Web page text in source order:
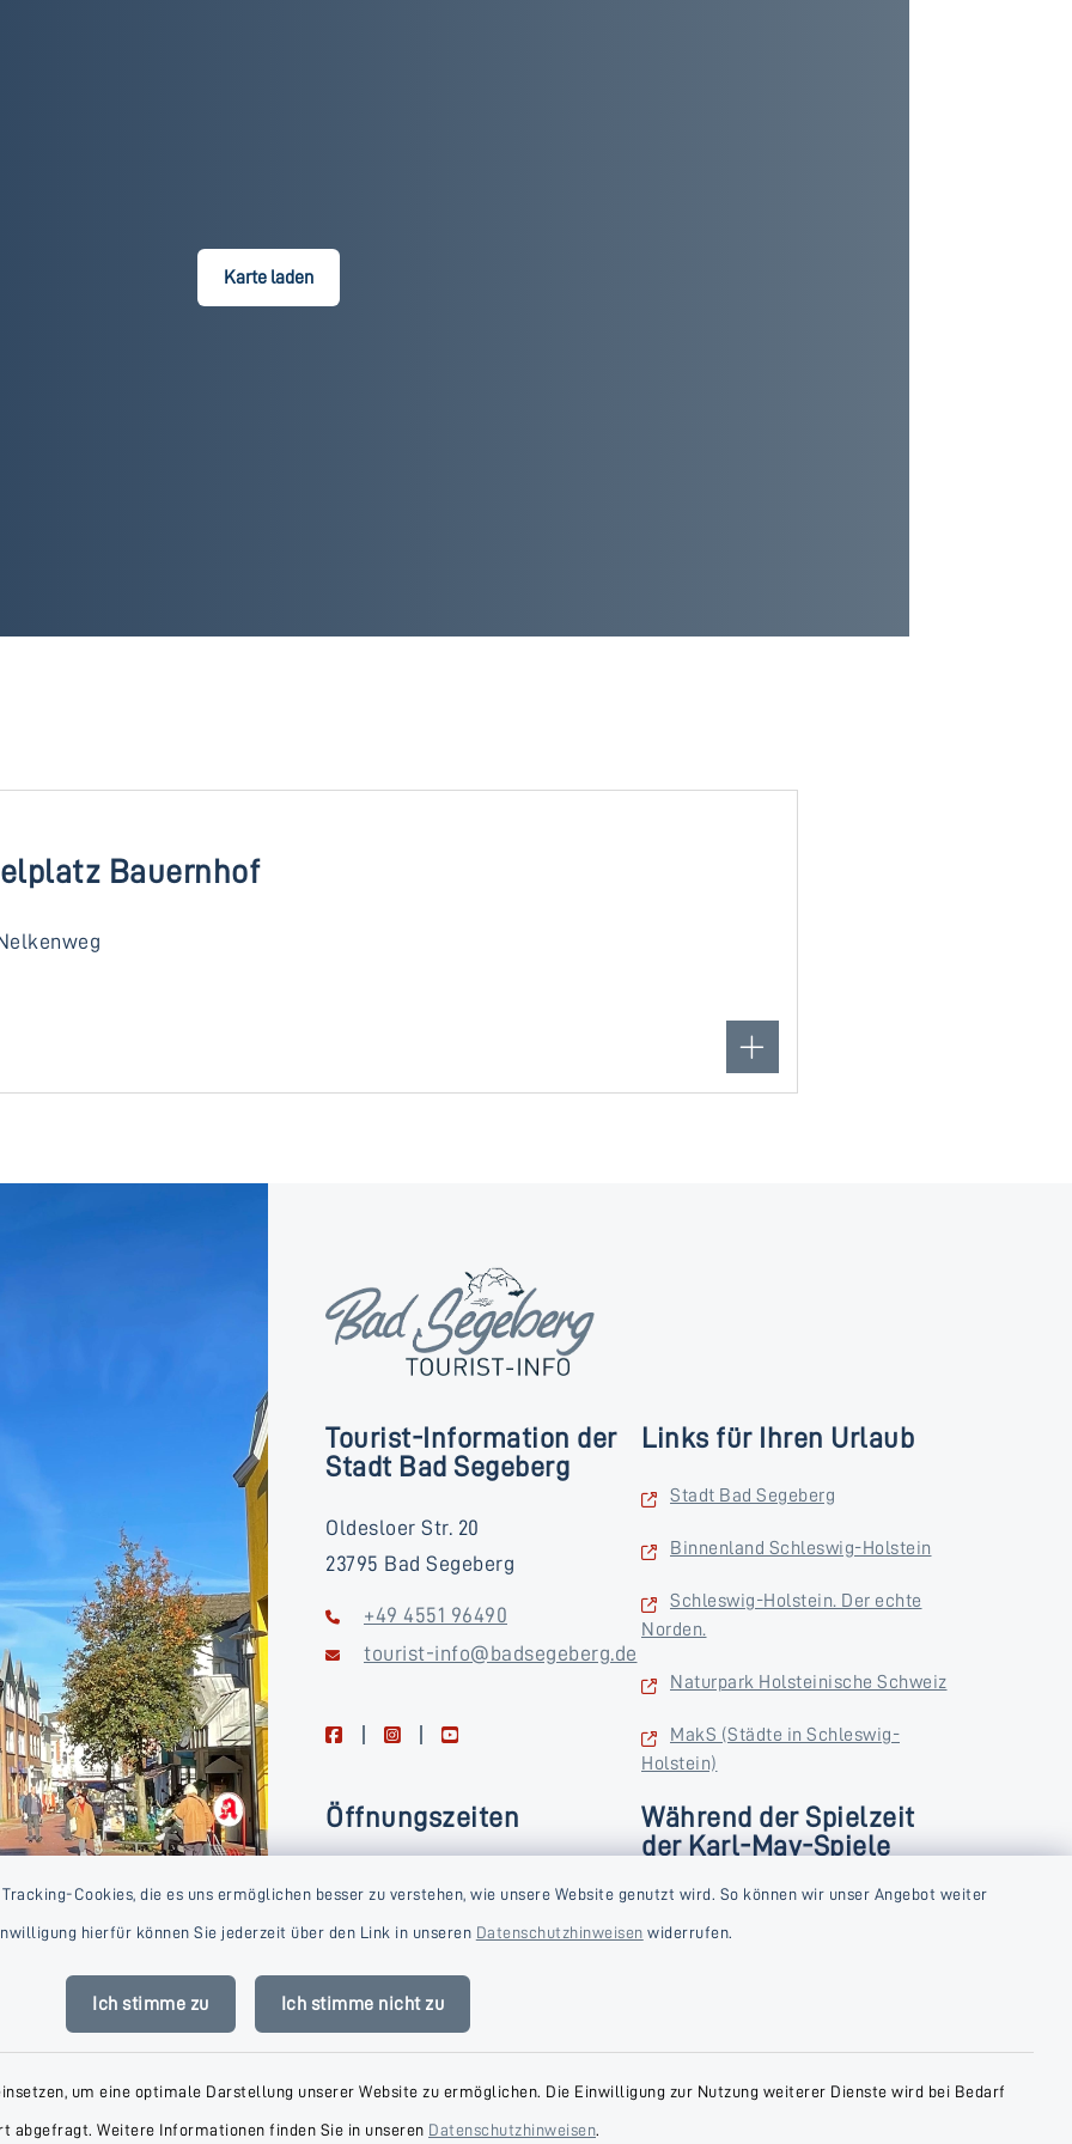
Cookies, die es uns ermöglichen besser zu verstehen, wie unsere Website genutzt wird. So können wir unser Angebot weiter
hierfür können Sie jederzeit über den Link in unseren Datenschutzhinweisen widerrufen.
Ich stimme zu Ich stimme nicht zu
um eine optimale Darstellung unserer Website zu ermöglichen. Die Einwilligung zur Nutzung weiterer Dienste wird bei Bedarf
abgefragt. Weitere Informationen finden Sie in unseren Datenschutzhinweisen.
Karte laden
Bauernhof
Tourist-Information der
Stadt Bad Segeberg
Oldesloer Str. 20
23795 Bad Segeberg
+49 4551 96490
tourist-info@badsegeberg.de
facebookinstagramyoutube
Links für Ihren Urlaub
Stadt Bad Segeberg
Binnenland Schleswig-Holstein
Schleswig-Holstein. Der echte
Norden.
Naturpark Holsteinische Schweiz
MakS (Städte in Schleswig-
Holstein)
Öffnungszeiten
Freitag
09:00-16:00 Uhr
Mittwoch
09:00-14:00 Uhr
Während der Spielzeit
der Karl-May-Spiele
Donnerstag und Freitag